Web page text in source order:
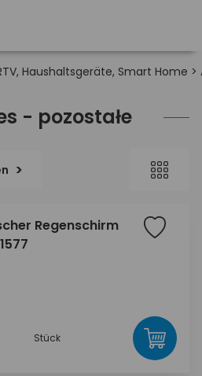
Haushaltsgeräte, Smart Home >
- pozostałe
Regenschirm
Stück